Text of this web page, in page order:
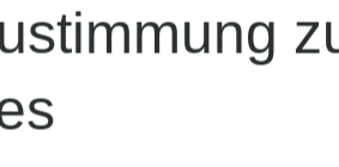
€
Höhe: